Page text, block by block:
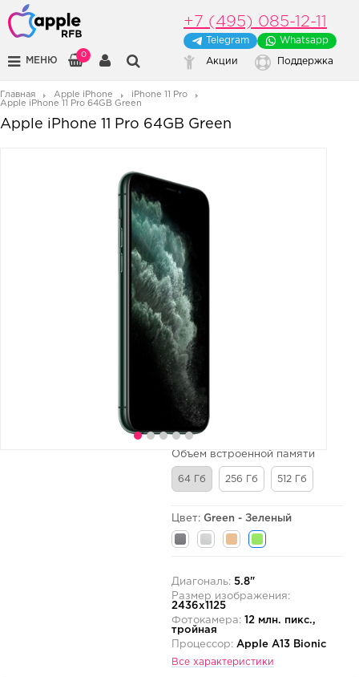
МЕНЮ
0
+7 (495) 085-12-11
Telegram Whatsapp
Акции Поддержка
Главная Apple iPhone
iPhone 11 Pro
Apple iPhone 11 Pro 64GB Green
Apple iPhone 11 Pro 64GB Green
Объем встроенной памяти
64 Гб 256 Гб 512 Гб
Цвет: Green - Зеленый
Диагональ: 5.8"
Размер изображения:
2436x1125
Фотокамера:
12 млн. пикс.,
тройная
Процессор: Apple A13 Bionic
Все характеристики